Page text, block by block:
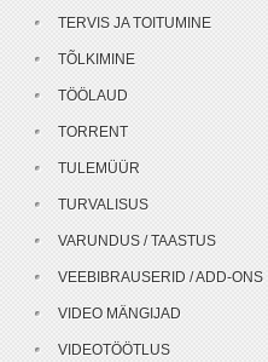
TERVIS JA TOITUMINE
TÕLKIMINE
TÖÖLAUD
TORRENT
TULEMÜÜR
TURVALISUS
VARUNDUS / TAASTUS
VEEBIBRAUSERID / ADD-ONS
VIDEO MÄNGIJAD
VIDEOTÖÖTLUS